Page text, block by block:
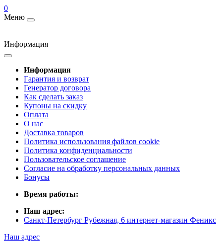
0
Меню
Информация
Информация
Гарантия и возврат
Генератор договора
Как сделать заказ
Купоны на скидку
Оплата
О нас
Доставка товаров
Политика использования файлов cookie
Политика конфиденциальности
Пользовательское соглашение
Согласие на обработку персональных данных
Бонусы
Время работы:
Наш адрес:
Санкт-Петербург Рубежная, 6 интернет-магазин Феникс
Наш адрес